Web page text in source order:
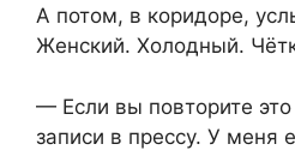
А потом, в коридоре,
Женский. Холодный.
— Если вы повторите
записи в прессу. У меня